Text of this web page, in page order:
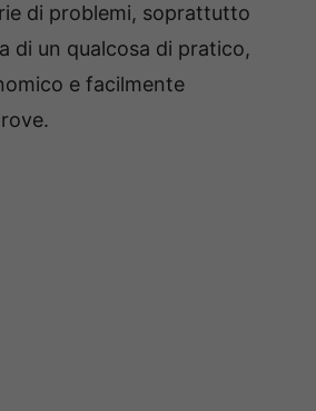
di problemi, soprattutto
di un qualcosa di pratico,
e facilmente